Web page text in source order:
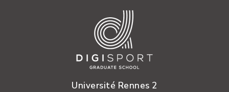
Université Rennes 2